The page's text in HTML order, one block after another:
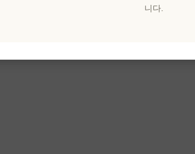
니다.